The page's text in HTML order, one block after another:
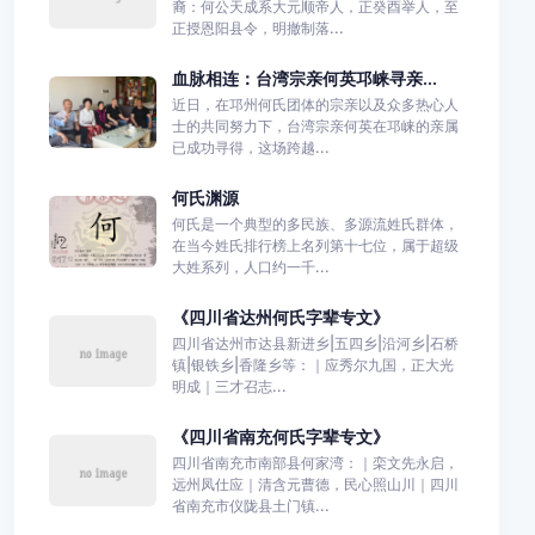
裔：何公天成系大元顺帝人，正癸酉举人，至
正授恩阳县令，明撤制落...
血脉相连：台湾宗亲何英邛崃寻亲...
近日，在邛州何氏团体的宗亲以及众多热心人
士的共同努力下，台湾宗亲何英在邛崃的亲属
已成功寻得，这场跨越...
何氏渊源
何氏是一个典型的多民族、多源流姓氏群体，
在当今姓氏排行榜上名列第十七位，属于超级
大姓系列，人口约一千...
《四川省达州何氏字辈专文》
四川省达州市达县新进乡|五四乡|沿河乡|石桥
镇|银铁乡|香隆乡等：｜应秀尔九国，正大光
明成｜三才召志...
《四川省南充何氏字辈专文》
四川省南充市南部县何家湾：｜栾文先永启，
远州凤仕应｜清含元曹德，民心照山川｜四川
省南充市仪陇县土门镇...